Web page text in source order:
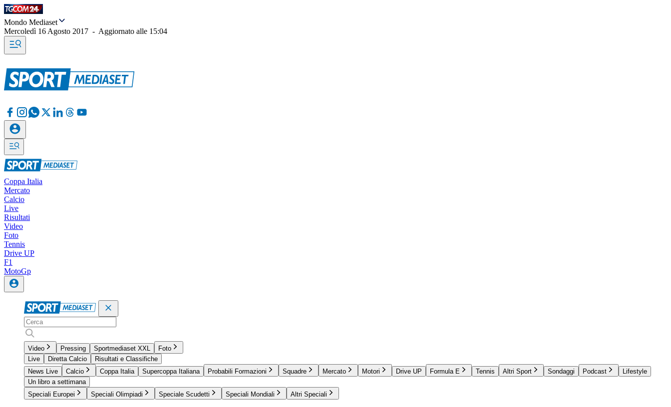
Mondo Mediaset
Mercoledì 16 Agosto 2017 - Aggiornato alle 15:04
Coppa Italia
Mercato
Calcio
Live
Risultati
Video
Foto
Tennis
Drive UP
F1
MotoGp
Video Pressing Sportmediaset XXL
Foto
Live
Diretta Calcio
Risultati e Classifiche
News Live
Calcio Coppa Italia Supercoppa Italiana Probabili Formazioni Squadre Mercato Motori Drive UP Formula E Tennis Altri Sport Sondaggi Podcast
Lifestyle
Un libro a settimana
Speciali Europei
Speciali Olimpiadi Speciale Scudetti Speciali Mondiali Altri Speciali